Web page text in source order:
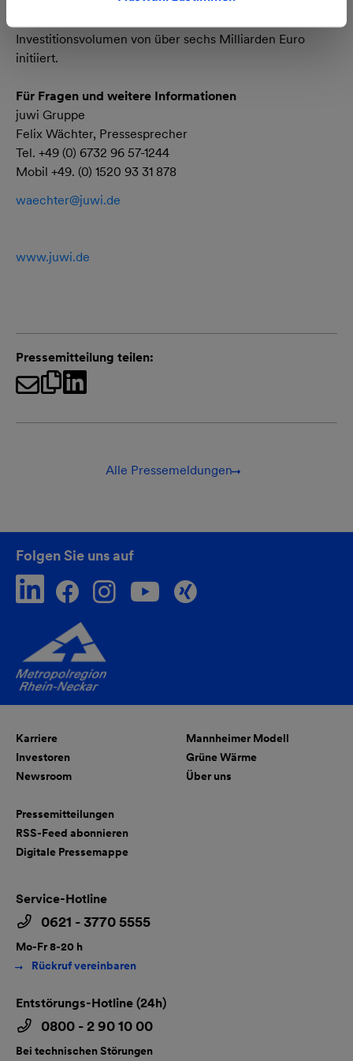
Investitionsvolumen von über sechs Milliarden Euro
initiiert.
Für Fragen und weitere Informationen
juwi Gruppe
Felix Wächter, Pressesprecher
Tel. +49 (0) 6732 96 57-1244
Mobil +49. (0) 1520 93 31 878
waechter@juwi.de
www.juwi.de
Pressemitteilung teilen:
Alle Pressemeldungen
Folgen Sie uns auf
Karriere
Investoren
Newsroom
Mannheimer Modell
Grüne Wärme
Über uns
Pressemitteilungen
RSS-Feed abonnieren
Digitale Pressemappe
Service-Hotline
0621 - 3770 5555
Mo-Fr 8-20 h
Rückruf vereinbaren
Entstörungs-Hotline (24h)
0800 - 2 90 10 00
Bei technischen Störungen